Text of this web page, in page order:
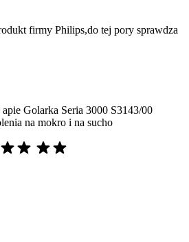
firmy Philips,do tej pory sprawdza
Golarka Seria 3000 S3143/00
na mokro i na sucho